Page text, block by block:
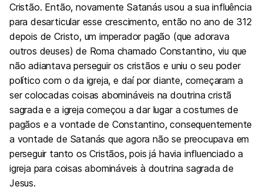
Cristão. Então, novamente Satanás usou a sua influência
para desarticular esse crescimento, então no ano de 312
depois de Cristo, um imperador pagão (que adorava
outros deuses) de Roma chamado Constantino, viu que
não adiantava perseguir os cristãos e uniu o seu poder
político com o da igreja, e daí por diante, começaram a
ser colocadas coisas abomináveis na doutrina cristã
sagrada e a igreja começou a dar lugar a costumes de
pagãos e a vontade de Constantino, consequentemente
a vontade de Satanás que agora não se preocupava em
perseguir tanto os Cristãos, pois já havia influenciado a
igreja para coisas abomináveis à doutrina sagrada de
Jesus.